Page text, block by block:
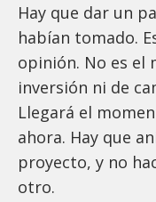
Hay que dar un
habían tomado.
opinión. No es el
inversión ni de
Llegará el
ahora. Hay que
proyecto, y no
otro.